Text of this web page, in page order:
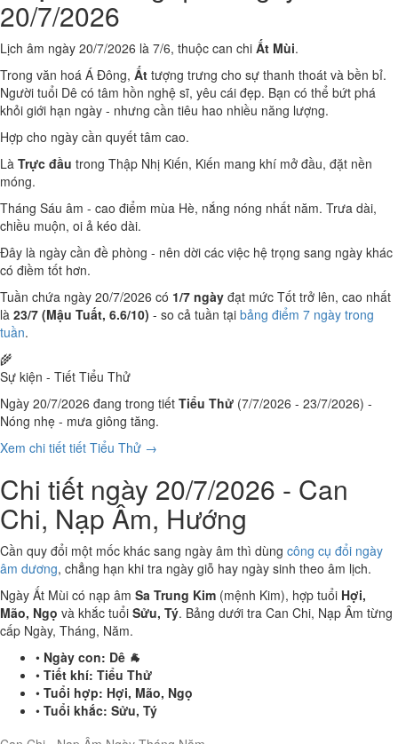
20/7/2026
Lịch âm ngày 20/7/2026 là 7/6, thuộc can chi Ất Mùi.
Trong văn hoá Á Đông, Ất tượng trưng cho sự thanh thoát và bền bỉ.
Người tuổi Dê có tâm hồn nghệ sĩ, yêu cái đẹp. Bạn có thể bứt phá
khỏi giới hạn ngày - nhưng cần tiêu hao nhiều năng lượng.
Hợp cho ngày cần quyết tâm cao.
Là Trực đầu trong Thập Nhị Kiến, Kiến mang khí mở đầu, đặt nền
móng.
Tháng Sáu âm - cao điểm mùa Hè, nắng nóng nhất năm. Trưa dài,
chiều muộn, oi ả kéo dài.
Đây là ngày cần đề phòng - nên dời các việc hệ trọng sang ngày khác
có điềm tốt hơn.
Tuần chứa ngày 20/7/2026 có 1/7 ngày đạt mức Tốt trở lên, cao nhất
là 23/7 (Mậu Tuất, 6.6/10) - so cả tuần tại bảng điểm 7 ngày trong
tuần.
🌾
Sự kiện - Tiết Tiểu Thử
Ngày 20/7/2026 đang trong tiết Tiểu Thử (7/7/2026 - 23/7/2026) -
Nóng nhẹ - mưa giông tăng.
Xem chi tiết tiết Tiểu Thử →
Chi tiết ngày 20/7/2026 - Can
Chi, Nạp Âm, Hướng
Cần quy đổi một mốc khác sang ngày âm thì dùng công cụ đổi ngày
âm dương, chẳng hạn khi tra ngày giỗ hay ngày sinh theo âm lịch.
Ngày Ất Mùi có nạp âm Sa Trung Kim (mệnh Kim), hợp tuổi Hợi,
Mão, Ngọ và khắc tuổi Sửu, Tý. Bảng dưới tra Can Chi, Nạp Âm từng
cấp Ngày, Tháng, Năm.
• Ngày con: Dê 🐐
• Tiết khí: Tiểu Thử
• Tuổi hợp: Hợi, Mão, Ngọ
• Tuổi khắc: Sửu, Tý